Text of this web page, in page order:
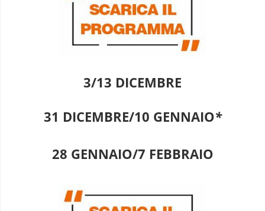
3/13 DICEMBRE
31 DICEMBRE/10 GENNAIO*
28 GENNAIO/7 FEBBRAIO